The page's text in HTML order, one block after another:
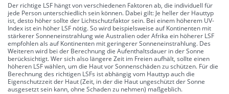
Der richtige LSF hängt von verschiedenen Faktoren ab, die individuell für
jede Person unterschiedlich sein können. Dabei gilt: Je heller der Hauttyp
ist, desto höher sollte der Lichtschutzfaktor sein. Bei einem höherem UV-
Index ist ein höher LSF nötig. So wird beispielsweise auf Kontinenten mit
stärkerer Sonneneinstrahlung wie Australien oder Afrika ein höherer LSF
empfohlen als auf Kontinenten mit geringerer Sonneneinstrahlung. Des
Weiteren wird bei der Berechnung die Aufenthaltsdauer in der Sonne
berücksichtigt. Wer sich also längere Zeit im Freien aufhält, sollte einen
höheren LSF wählen, um die Haut vor Sonnenschäden zu schützen. Für die
Berechnung des richtigen LSFs ist abhängig vom Hauttyp auch die
Eigenschutzzeit der Haut (Zeit, in der die Haut ungeschützt der Sonne
ausgesetzt sein kann, ohne Schaden zu nehmen) maßgeblich.